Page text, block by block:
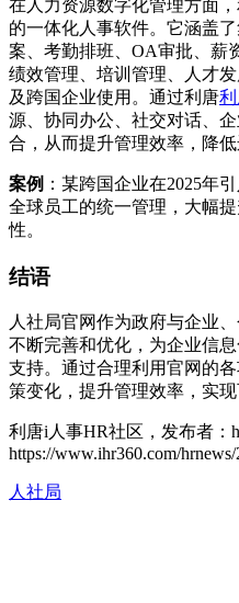
在人力资源数字化管理方面
的一体化人事软件。它涵盖
案、考勤排班、OA审批、薪
绩效管理、培训管理、人才
及跨国企业使用。通过利唐
源、协同办公、社交对话、
合，从而提升管理效率，降低
案例 ：某跨国企业在2025年
全球员工的统一管理，大幅
性。
结语
人社局官网作为政府与企业
不断完善和优化，为企业信
支持。通过合理利用官网的
策变化，提升管理效率，实现
利唐i人事HR社区，发布者：
https://www.ihr360.com/
人社局